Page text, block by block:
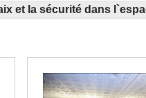
et la sécurité dans